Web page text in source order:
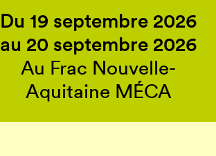
Du 19 septembre 2026
au 20 septembre 2026
Au Frac Nouvelle-
Aquitaine MÉCA